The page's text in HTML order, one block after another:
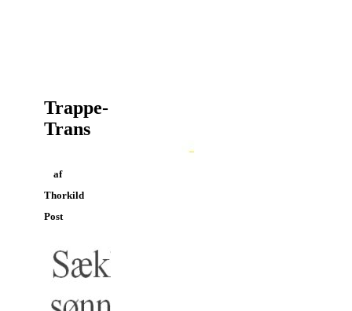
Trappe-
Trans
af
Thorkild
Post